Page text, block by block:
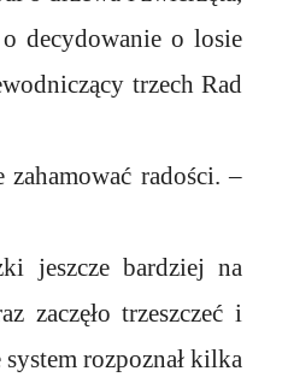
decydowanie o losie
trzech Rad
radości. –
jeszcze bardziej na
zaczęło trzeszczeć i
rozpoznał kilka